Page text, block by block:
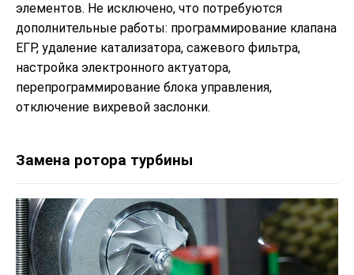
элементов. Не исключено, что потребуются
дополнительные работы: программирование клапана
ЕГР, удаление катализатора, сажевого фильтра,
настройка электронного актуатора,
перепрограммирование блока управления,
отключение вихревой заслонки.
Замена ротора турбины